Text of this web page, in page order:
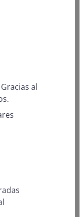
al